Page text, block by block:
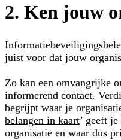
2. Ken jouw
juist voor dat jouw
Zo kan een omvangrijke
informerend contact.
begrijpt waar je
belangen in kaart’ geeft
organisatie en waar dus